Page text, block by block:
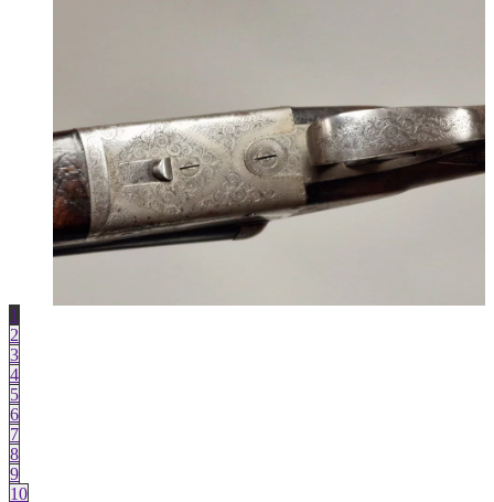
1
2
3
4
5
6
7
8
9
10